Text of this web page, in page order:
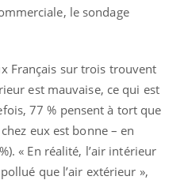
le sondage
Français sur trois trouvent
est mauvaise, ce qui est
77 % pensent à tort que
eux est bonne – en
« En réalité, l’air intérieur
que l’air extérieur »,